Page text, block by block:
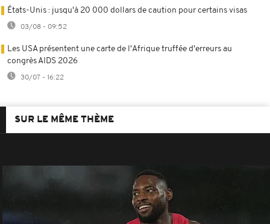
États-Unis : jusqu'à 20 000 dollars de caution pour certains visas
03/08 - 09:52
Les USA présentent une carte de l'Afrique truffée d'erreurs au
congrès AIDS 2026
30/07 - 16:22
SUR LE MÊME THÈME